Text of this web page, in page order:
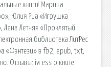
книги! Марина
Юлия Риа «Игрушка
Летняя «Проклятый
библиотека ЛитРес
«Фэнтези» в fb2, epub, txt,
Отзывы: ivress о книге: